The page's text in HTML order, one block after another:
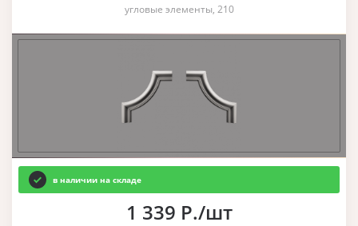
угловые элементы, 210
в наличии на складе
1 339 Р./шт